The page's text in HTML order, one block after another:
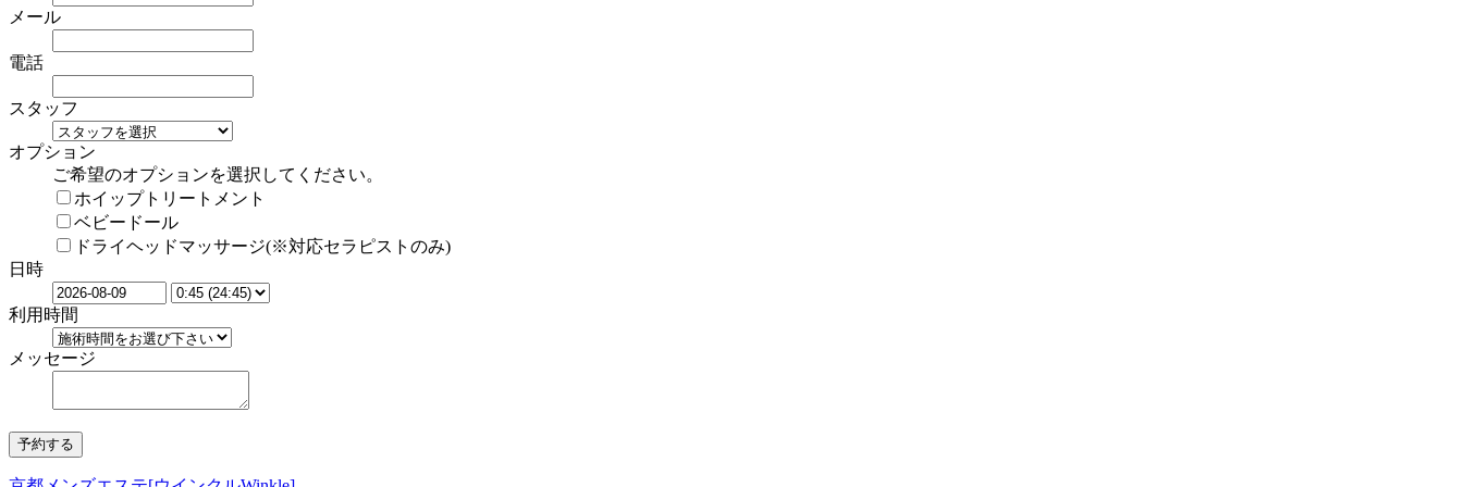
メール
電話
スタッフ
オプション
ご希望のオプションを選択してください。
ホイップトリートメント
ベビードール
ドライヘッドマッサージ(※対応セラピストのみ)
日時
利用時間
メッセージ